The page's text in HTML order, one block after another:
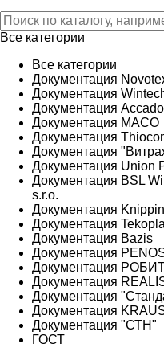
Все категории
Все категории
Документация
Документация
Документация Accado
Документация MACO
Документация
Документация
Документация Union
Документация BSL
s.r.o.
Документация
Документация
Документация Bazis
Документация
Документация
Документация
Документация
Документация
Документация "СТН"
ГОСТ